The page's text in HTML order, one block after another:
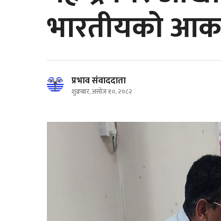
भारतीयको
प्रभाव संवाददाता
शुक्रबार, असोज १०, २०८२